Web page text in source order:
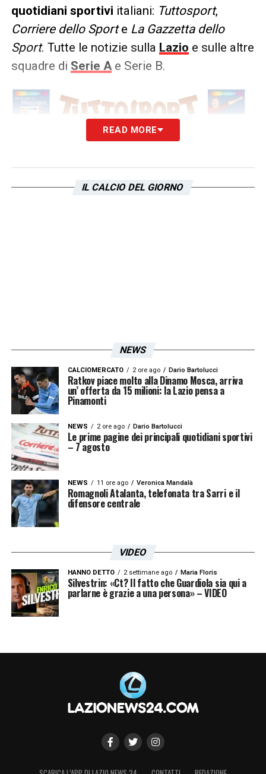
quotidiani sportivi italiani: Tuttosport,
Corriere dello Sporte La Gazzetta dello
Sport. Tutte le notizie sulla Lazio e sulle altre
squadre di Serie Ae Serie B.
Rassegna stampa Lazio: prime pagine quotidiani sportivi -
17 gennaio 2026 25
READ MORE
IL CALCIO DEL GIORNO
NEWS
CALCIOMERCATO 2 ore ago Dario Bartolucci
Ratkov piace molto alla Dinamo Mosca, arriva
un’ offerta da 15 milioni: la Lazio pensa a
Pinamonti
NEWS 2 ore ago Dario Bartolucci
Le prime pagine dei principali quotidiani sportivi
– 7 agosto
NEWS 11 ore ago Veronica Mandalà
Romagnoli Atalanta, telefonata tra Sarri e il
difensore centrale
VIDEO
HANNO DETTO 2 settimane ago Maria Floris
Silvestrin: «Ct? Il fatto che Guardiola sia qui a
parlarne è grazie a una persona» – VIDEO